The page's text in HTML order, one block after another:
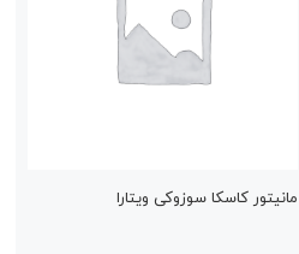
مانیتور كاسكا سوزوکی ویتارا